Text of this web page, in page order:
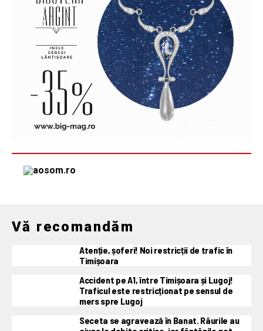
Vă recomandăm
Atenție, șoferi! Noi restricții de trafic în
Timișoara
Accident pe A1, între Timișoara și Lugoj!
Traficul este restricționat pe sensul de
mers spre Lugoj
Seceta se agravează în Banat. Râurile au